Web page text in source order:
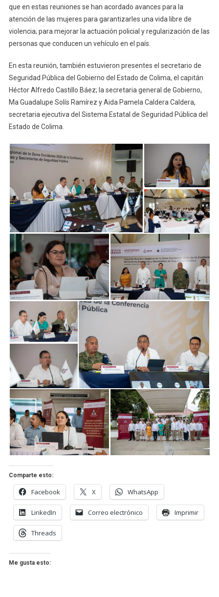
que en estas reuniones se han acordado avances para la
atención de las mujeres para garantizarles una vida libre de
violencia; para mejorar la actuación policial y regularización de las
personas que conducen un vehículo en el país.
En esta reunión, también estuvieron presentes el secretario de
Seguridad Pública del Gobierno del Estado de Colima, el capitán
Héctor Alfredo Castillo Báez; la secretaria general de Gobierno,
Ma Guadalupe Solís Ramírez y Aida Pamela Caldera Caldera,
secretaria ejecutiva del Sistema Estatal de Seguridad Pública del
Estado de Colima.
Comparte esto:
Facebook X WhatsApp
LinkedIn Correo electrónico Imprimir
Threads
Me gusta esto: